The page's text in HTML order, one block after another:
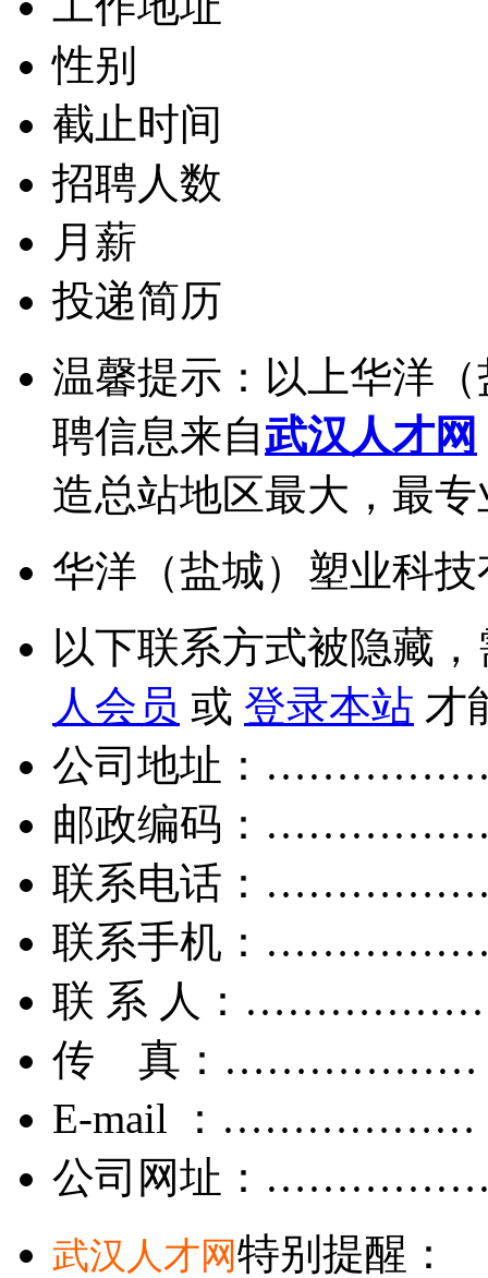
性别
截止时间
招聘人数
月薪
投递简历
温馨提示：以上华洋
聘信息来自武汉人才网
造总站地区最大，最专
华洋（盐城）塑业科
以下联系方式被隐藏
人会员 或 登录本站 才
公司地址：
邮政编码：
联系电话：
联系手机：
联 系 人：
传 真：………………
E-mail ：………………
公司网址：
武汉人才网特别提醒：